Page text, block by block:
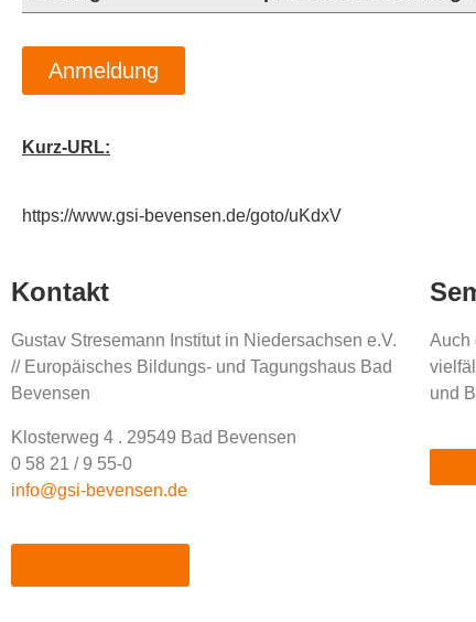
Anmeldung
Kurz-URL:
https://www.gsi-bevensen.de/goto/uKdxV
Kontakt
Gustav Stresemann Institut in Niedersachsen e.V.
// Europäisches Bildungs- und Tagungshaus Bad
Bevensen
Klosterweg 4 . 29549 Bad Bevensen
0 58 21 / 9 55-0
info@gsi-bevensen.de
Auch
und